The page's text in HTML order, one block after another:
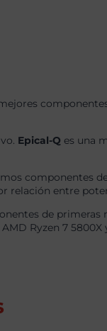
Epical-Q es una
componentes
relación entre
de
Ryzen 7 5800X